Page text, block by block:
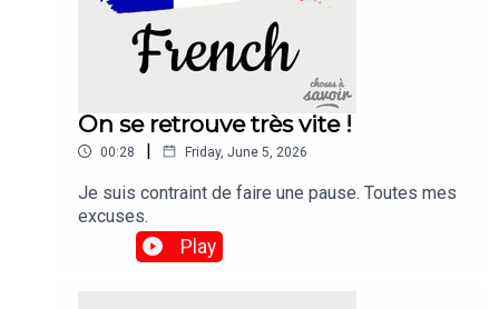
On se retrouve très vite !
00:28 | Friday, June 5, 2026
Je suis contraint de faire une pause. Toutes mes
excuses.
Play